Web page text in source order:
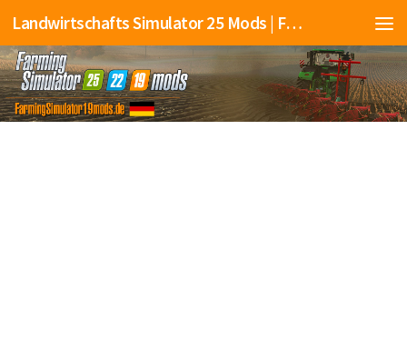
Landwirtschafts Simulator 25 Mods | Farming Simulator 25 Mods | FS25 Mods